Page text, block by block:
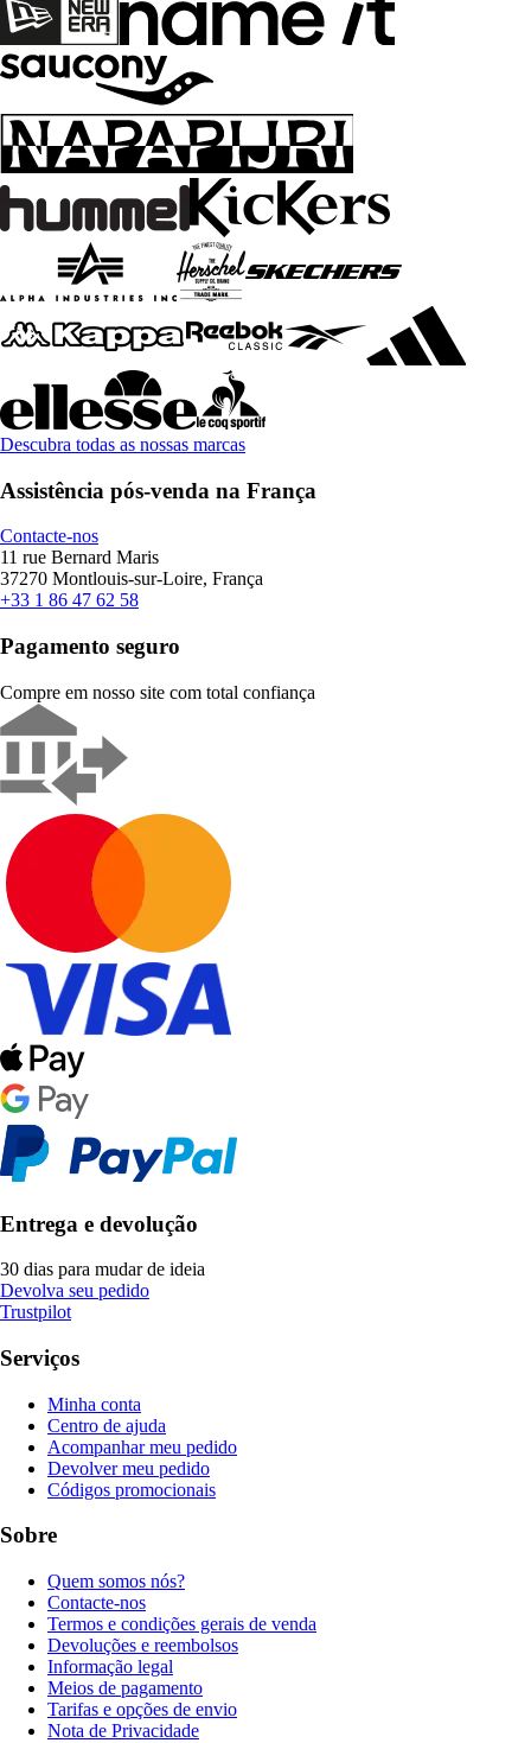
Descubra todas as nossas marcas
Assistência pós-venda na França
Contacte-nos
11 rue Bernard Maris
37270 Montlouis-sur-Loire, França
+33 1 86 47 62 58
Pagamento seguro
Compre em nosso site com total confiança
Entrega e devolução
30 dias para mudar de ideia
Devolva seu pedido
Trustpilot
Serviços
Minha conta
Centro de ajuda
Acompanhar meu pedido
Devolver meu pedido
Códigos promocionais
Sobre
Quem somos nós?
Contacte-nos
Termos e condições gerais de venda
Devoluções e reembolsos
Informação legal
Meios de pagamento
Tarifas e opções de envio
Nota de Privacidade